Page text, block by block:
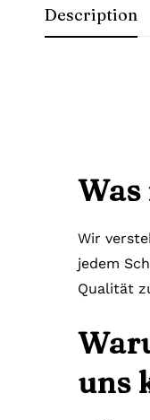
Description
Was
Wir
jedem
Qualität
uns